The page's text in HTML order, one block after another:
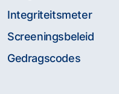
Integriteitsmeter
Screeningsbeleid
Gedragscodes